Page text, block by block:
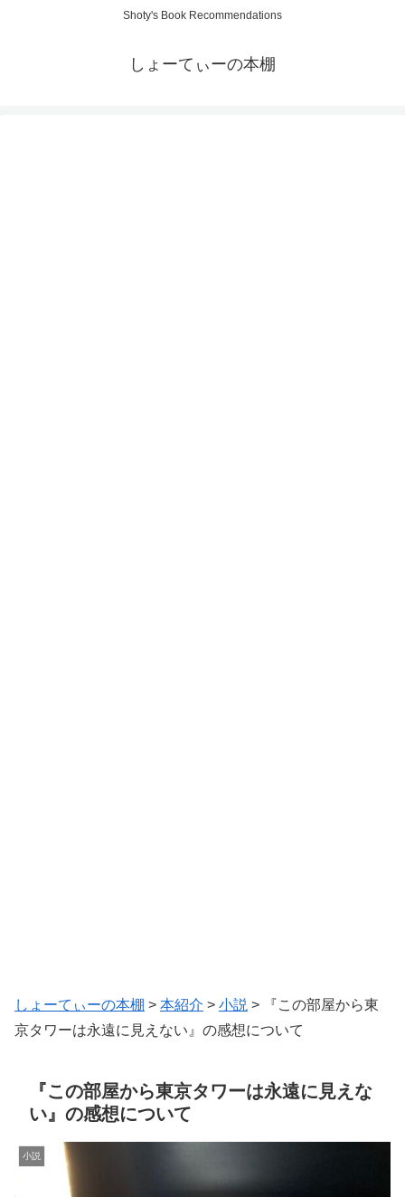
Shoty's Book Recommendations
しょーてぃーの本棚
しょーてぃーの本棚 > 本紹介 > 小説 >
『この部屋から東
京タワーは永遠に見えない』の感想について
『この部屋から東京タワーは永遠に見えな
い』の感想について
小説